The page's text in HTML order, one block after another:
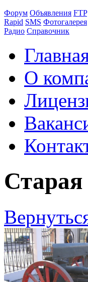
Форум Объявления FTP
Rapid SMS Фотогалерея
Радио Справочник
О
Старая